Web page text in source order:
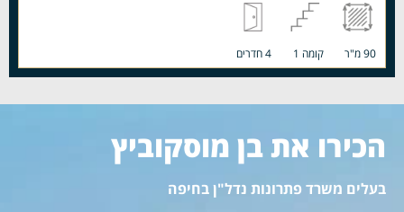
90 מ"ר קומה 1 4 חדרים
הכירו את בן מוסקוביץ
בעלים משרד פתרונות נדל"ן בחיפה